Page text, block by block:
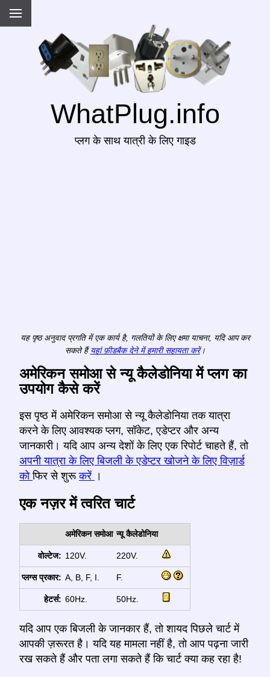
WhatPlug.info
प्लग के साथ यात्री के लिए गाइड
यह पृष्ठ अनुवाद प्रगति में एक कार्य है, गलतियों के लिए क्षमा याचना, यदि आप कर
सकते हैं यहां फ़ीडबैक देने में हमारी सहायता करें।
अमेरिकन समोआ से न्यू कैलेडोनिया में प्लग का
उपयोग कैसे करें
इस पृष्ठ में अमेरिकन समोआ से न्यू कैलेडोनिया तक यात्रा
करने के लिए आवश्यक प्लग, सॉकेट, एडेप्टर और अन्य
जानकारी। यदि आप अन्य देशों के लिए एक रिपोर्ट चाहते हैं, तो
अपनी यात्रा के लिए बिजली के एडेप्टर खोजने के लिए विज़ार्ड
कोफिर से शुरूकरें ।
एक नज़र में त्वरित चार्ट
अमेरिकन समोआ न्यू कैलेडोनिया
वोल्टेज: 120V. 220V.
प्लग्स प्रकार: A, B, F, I. F.
हेटर्स: 60Hz. 50Hz.
यदि आप एक बिजली के जानकार हैं, तो शायद पिछले चार्ट में
आपकी ज़रूरत है। यदि यह मामला नहीं है, तो आप पढ़ना जारी
रख सकते हैं और पता लगा सकते हैं कि चार्ट क्या कह रहा है!